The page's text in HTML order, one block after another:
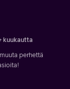
kuukautta
perhettä